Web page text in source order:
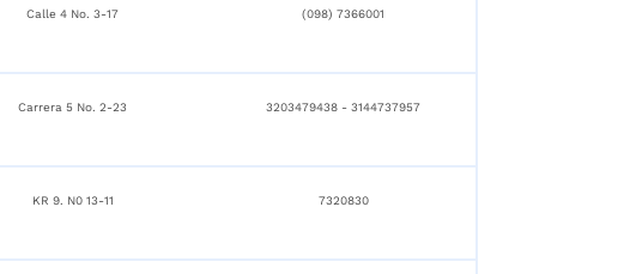
Calle 4 No. 3-17 (098) 7366001
Carrera 5 No. 2-23 3203479438 - 3144737957
KR 9. N0 13-11 7320830